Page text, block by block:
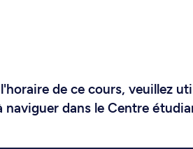
de ce cours, veuillez
dans le Centre